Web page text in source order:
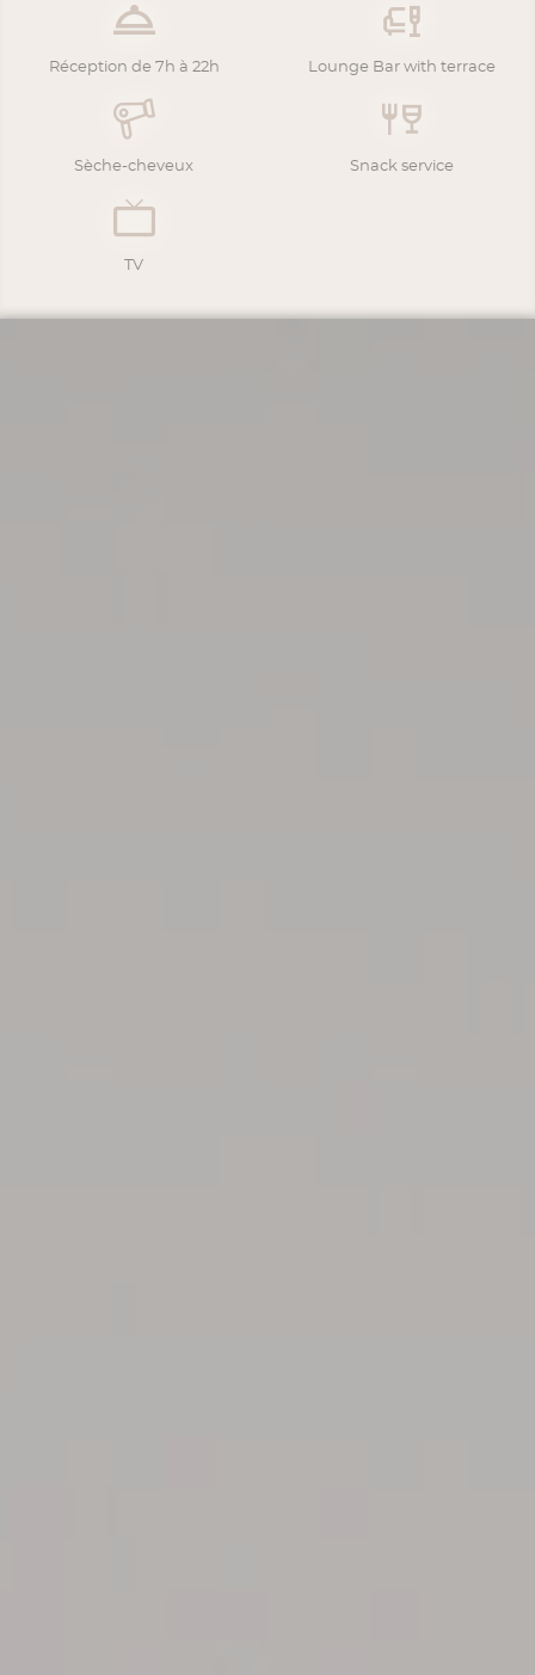
Réception de 7h à 22h Lounge Bar with terrace
Sèche-cheveux Snack service
TV